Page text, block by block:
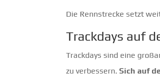
Die Rennstrecke setzt
Trackdays auf
Trackdays sind eine
zu verbessern.Sich auf